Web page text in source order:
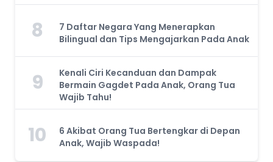
8
7 Daftar Negara Yang Menerapkan
Bilingual dan Tips Mengajarkan Pada Anak
9
Kenali Ciri Kecanduan dan Dampak
Bermain Gagdet Pada Anak, Orang Tua
Wajib Tahu!
10
6 Akibat Orang Tua Bertengkar di Depan
Anak, Wajib Waspada!